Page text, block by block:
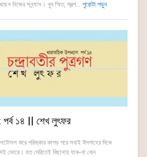
নিজের সন্ন্যাস। খুব স্মিত, স্বল্প... পুরোটা পড়ুন
পর্ব ১৪ || শেখ লুৎফর
করে পরিষ্কার কাপড় পরে সবাই ঈদগাহের দিকে
ভোরে। যত দেরিতেই বিছানায় যাক-না কেন